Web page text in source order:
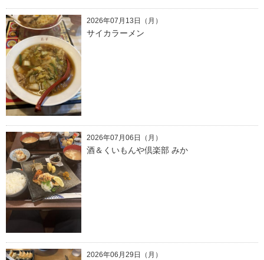
2026年07月13日（月）
サイカラーメン
2026年07月06日（月）
酒＆くいもんや倶楽部 みか
2026年06月29日（月）